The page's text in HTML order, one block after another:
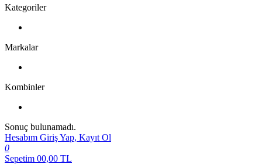
Kategoriler
Markalar
Kombinler
Sonuç bulunamadı.
Hesabım Giriş Yap, Kayıt Ol
0
Sepetim 00,00 TL